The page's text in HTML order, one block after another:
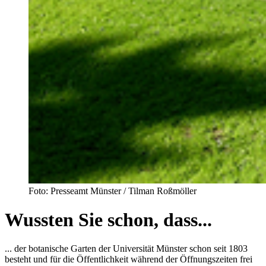
Foto: Presseamt Münster / Tilman Roßmöller
Wussten Sie schon, dass...
... der botanische Garten der Universität Münster schon seit 1803
besteht und für die Öffentlichkeit während der Öffnungszeiten frei